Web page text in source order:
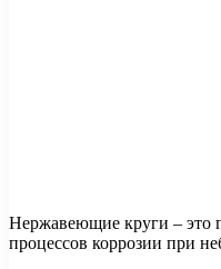
Нержавеющие круги – это
процессов коррозии при